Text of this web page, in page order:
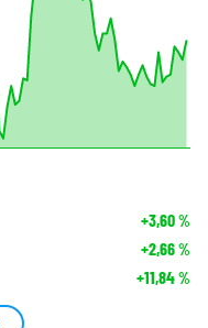
+3,60%
+2,66%
+11,84%